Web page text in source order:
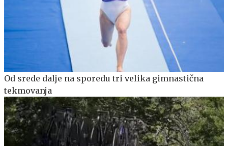
Od srede dalje na sporedu tri velika gimnastična
tekmovanja